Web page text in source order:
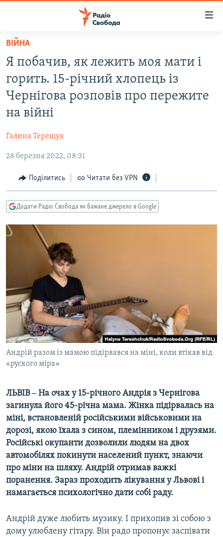
Перейти
основного
матеріалу
Перейти
основної
Перейти
до
РАДІО СВОБОДА – 70 РОКІВ
СТАТТІ
ПОЛІТИКА
СУСПІЛЬСТВО
КУЛЬТУРА
СПОРТ
СВІТ
ВІЙНА
ДОНБАС.РЕАЛІЇ
КРИМ.РЕАЛІЇ
ТИ ЯК?
КИТАЙ.ВИКЛИКИ
МУЛЬТИМЕДІА
СПЕЦПРОЄКТИ
ПОДКАСТИ
КРИМ РЕАЛІЇ
РУС
УКР
КТАТ
ДОЛУЧАЙСЯ!
Усі сайти RFE/RL
ВІЙНА
Я побачив, як лежить моя мати і
горить. 15-річний хлопець із
Чернігова розповів про пережите
на війні
Галина Терещук
28 березня 2022, 08:31
Поділитись Читати без VPN
Додати Радіо Свобода як бажане джерело в Google
Андрій разом із мамою підірвався на міні, коли втікав від
«руского міра»
ЛЬВІВ ‒ На очах у 15-річного Андрія з Чернігова
загинула його 45-річна мама. Жінка підірвалась на
міні, встановленій російськими військовими на
дорозі, якою їхала з сином, племінником і друзями.
Російські окупанти дозволили людям на двох
автомобілях покинути населений пункт, знаючи
про міни на шляху. Андрій отримав важкі
поранення. Зараз проходить лікування у Львові і
намагається психологічно дати собі раду.
Андрій дуже любить музику. І прихопив зі собою з
дому улюблену гітару. Він радо пропонує заспівати